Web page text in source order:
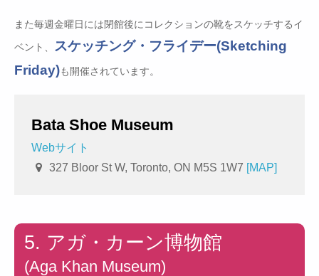
また毎週金曜日には閉館後にコレクションの靴をスケッチするイ
ベント、
スケッチング・フライデー(Sketching
Friday)も開催されています。
Bata Shoe Museum
Webサイト
327 Bloor St W, Toronto, ON M5S 1W7 [MAP]
5. アガ・カーン博物館
(Aga Khan Museum)